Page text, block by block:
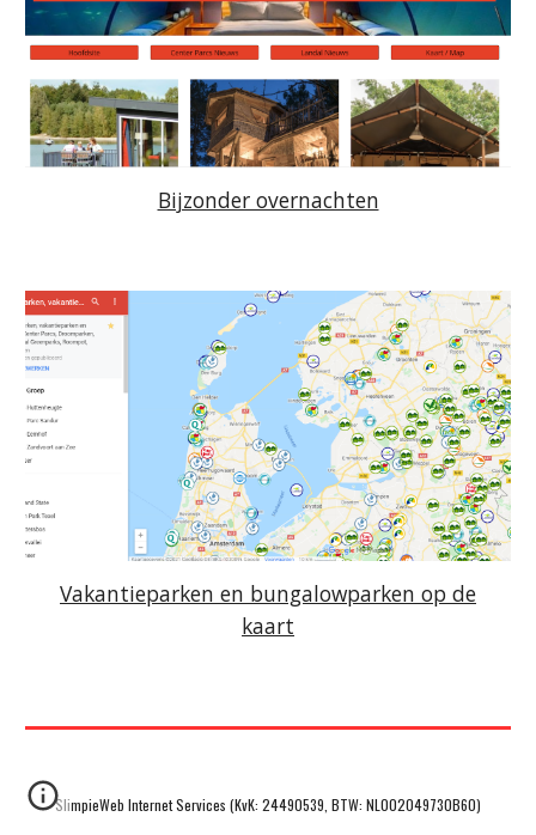
Bijzonder overnachten
Vakantieparken en bungalowparken op de
kaart
SlimpieWeb Internet Services (KvK: 24490539, BTW: NL002049730B60)